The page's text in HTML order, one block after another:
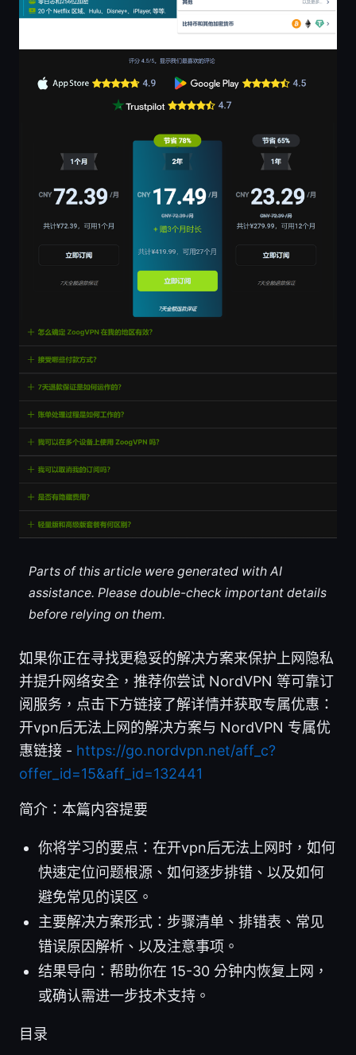
Parts of this article were generated with AI
assistance. Please double-check important details
before relying on them.
如果你正在寻找更稳妥的解决方案来保护上网隐私
并提升网络安全，推荐你尝试 NordVPN 等可靠订
阅服务，点击下方链接了解详情并获取专属优惠：
开vpn后无法上网的解决方案与 NordVPN 专属优
惠链接 - https://go.nordvpn.net/aff_c?
offer_id=15&aff_id=132441
简介：本篇内容提要
你将学习的要点：在开vpn后无法上网时，如何
快速定位问题根源、如何逐步排错、以及如何
避免常见的误区。
主要解决方案形式：步骤清单、排错表、常见
错误原因解析、以及注意事项。
结果导向：帮助你在 15-30 分钟内恢复上网，
或确认需进一步技术支持。
目录